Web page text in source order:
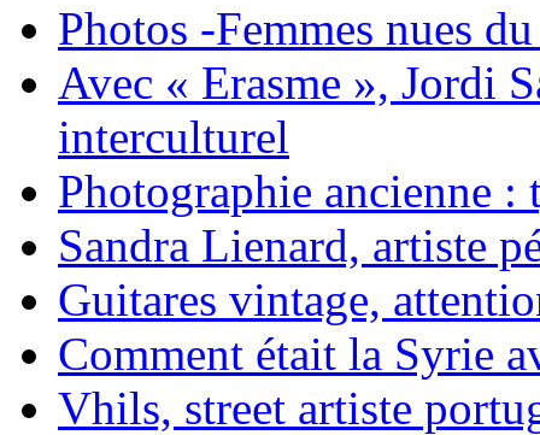
Photos -Femmes nues
Avec « Erasme », Jordi
interculturel
Photographie ancienne :
Sandra Lienard, artiste
Guitares vintage,
Comment était la Syrie
Vhils, street artiste